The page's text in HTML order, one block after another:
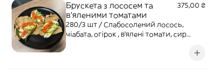
Брускета з лососем та
в'яленими томатами
375,00 ₴
280/3 шт / Слабосолений лосось,
чіабата, огірок , в'ялені томати, сир